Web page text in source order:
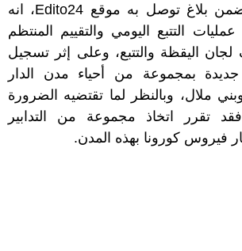
أعلنت الحكومة، ضمن بلاغ توصل به موقع Edito24، انه
التتبع اليومي والتقييم المنتظم
اليقظة والتتبع، وعلى إثر تسجيل
جديدة بمجموعة من أحياء مدن الدار
ملال، وبالنظر لما تقتضيه الضرورة
تقرر اتخاذ مجموعة من التدابير
فيروس كورونا بهذه المدن.